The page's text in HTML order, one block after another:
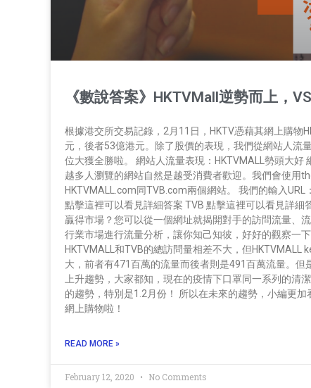
《數說答案》HKTVMall逆勢而上，
根據港交所交易記錄，2月11日，HKTV憑藉其網上購物
元，後者53億港元。除了股價的表現，我們從網站人流
位大獲全勝啦。 網站人流量表現：HKTVMALL勢頭大好
越多人瀏覽的網站自然是越受消費者歡迎。我們會使用
HKTVMALL.com同TVB.com兩個網站。 我們的輸入
點擊這裡可以看見詳細答案 TVB 點擊這裡可以看見詳
贏得市場？您可以從一個網址就揭開對手的訪問流量、
行業市場進行流量分析，讓你知己知彼，好好的觀察一
HKTVMALL和TVB的總訪問量相差不大，但HKTVMALL
大，前者有471百萬的流量而後者則是491百萬流量。
上升趨勢，大家都知，現在的疫情下口罩同一系列的清
的趨勢，特別是1.2月份！ 所以在未來的趨勢，小編更
網上購物啦！
READ MORE »
February 12, 2020 No Comments